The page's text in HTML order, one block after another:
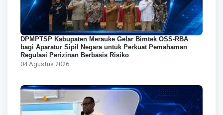
DPMPTSP Kabupaten Merauke Gelar Bimtek OSS-RBA
bagi Aparatur Sipil Negara untuk Perkuat Pemahaman
Regulasi Perizinan Berbasis Risiko
04 Agustus 2026